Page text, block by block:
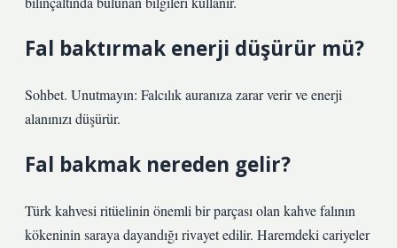
Fal baktırmak enerji düşürür mü?
Sohbet. Unutmayın: Falcılık auranıza zarar verir ve enerji
alanınızı düşürür.
Fal bakmak nereden gelir?
Türk kahvesi ritüelinin önemli bir parçası olan kahve falının
kökeninin saraya dayandığı rivayet edilir. Haremdeki cariyeler